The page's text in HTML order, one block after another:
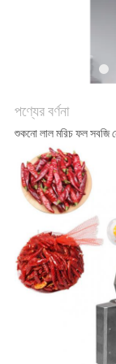
SITEMAP
গোপনীয়তা
নীতি
পণ্যের বর্ণনা
শুকনো লাল মরিচ ফল সবজি